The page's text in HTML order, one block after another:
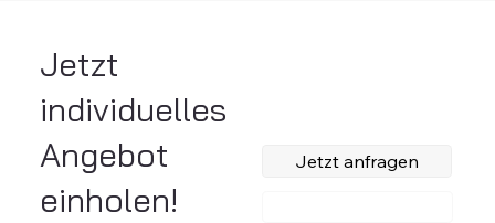
Jetzt
individuelles
Angebot
einholen!
Jetzt anfragen